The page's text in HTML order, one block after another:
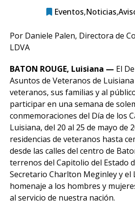
Eventos Noticias
Por Daniele Palen, Directora de
LDVA
BATON ROUGE, Luisiana — El
Asuntos de Veteranos de
veteranos, sus familias y al
participar en una semana de
conmemoraciones del Día de los
Luisiana, del 20 al 25 de mayo de
residencias de veteranos hasta
desde las calles del centro de
terrenos del Capitolio del Estado
Secretario Charlton Meginley y el
homenaje a los hombres y
al servicio de nuestra nación.